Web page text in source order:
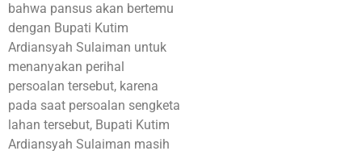
bahwa pansus akan bertemu
dengan Bupati Kutim
Ardiansyah Sulaiman untuk
menanyakan perihal
persoalan tersebut, karena
pada saat persoalan sengketa
lahan tersebut, Bupati Kutim
Ardiansyah Sulaiman masih